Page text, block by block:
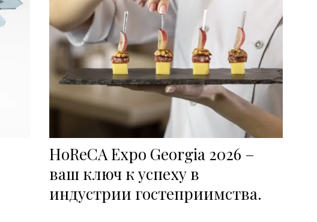
HoReCA Expo Georgia 2026 –
ваш ключ к успеху в
индустрии гостеприимства.